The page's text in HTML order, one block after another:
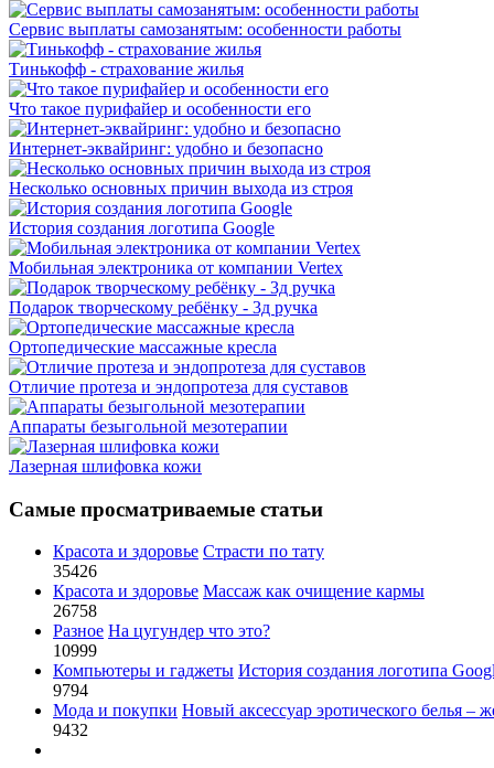
Сервис выплаты самозанятым: особенности работы
Тинькофф - страхование жилья
Что такое пурифайер и особенности его
Интернет-эквайринг: удобно и безопасно
Несколько основных причин выхода из строя
История создания логотипа Google
Мобильная электроника от компании Vertex
Подарок творческому ребёнку - 3д ручка
Ортопедические массажные кресла
Отличие протеза и эндопротеза для суставов
Аппараты безыгольной мезотерапии
Лазерная шлифовка кожи
Самые просматриваемые статьи
Красота и здоровье Страсти по тату
35426
Красота и здоровье Массаж как очищение кармы
26758
Разное На цугундер что это?
10999
Компьютеры и гаджеты История создания логотипа
9794
Мода и покупки Новый аксессуар эротического белья –
9432